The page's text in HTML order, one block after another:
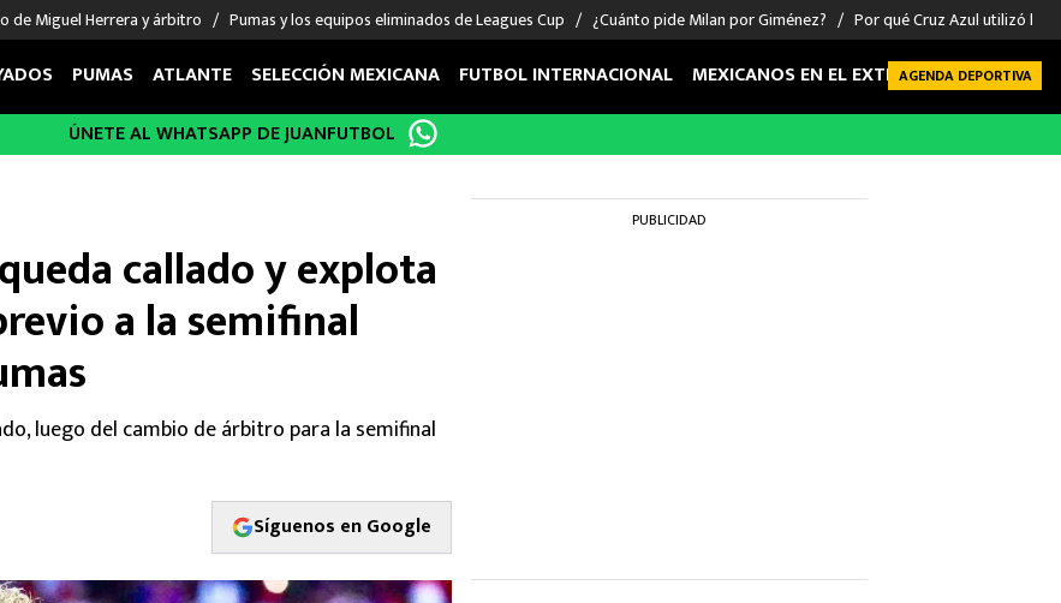
de Miguel Herrera y árbitro Pumas y los equipos eliminados de Leagues Cup ¿Cuánto pide Milan por Giménez? Por qué Cruz Azul utilizó la
EN EL EXTRANJERO FIGURAS
Sergio Ramos
Giorgos Giakoumakis
André Jardine
DEPORTES
Boxeo
PUMAS ATLANTE SELECCIÓN MEXICANA FUTBOL INTERNACIONAL MEXICANOS EN EL EXTRANJERO FUTBOL
AGENDA DEPORTIVA
ÚNETE AL WHATSAPP DE JUANFUTBOL
callado y explota
a la semifinal
luego del cambio de árbitro para la semifinal
Síguenos en Google
PUBLICIDAD